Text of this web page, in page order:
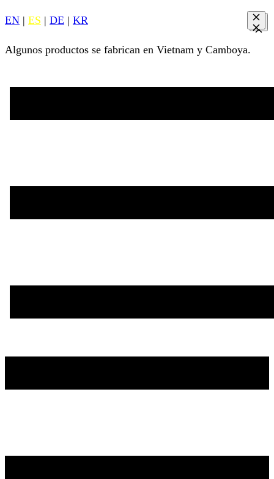
EN | ES | DE | KR
Algunos productos se fabrican en Vietnam y Camboya.